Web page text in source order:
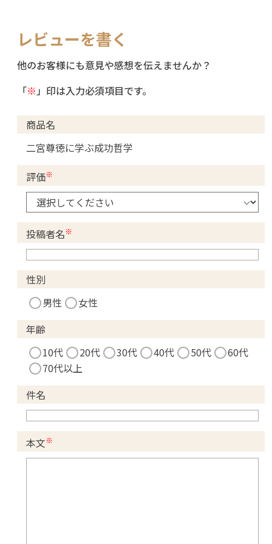
レビューを書く
他のお客様にも意見や感想を伝えませんか？
「※ 」印は入力必須項目です。
商品名
二宮尊徳に学ぶ成功哲学
評価※
投稿者名※
性別
男性
女性
年齢
10代
20代 30代 40代 50代
60代
70代以上
件名
本文※